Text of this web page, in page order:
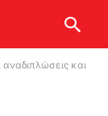
και